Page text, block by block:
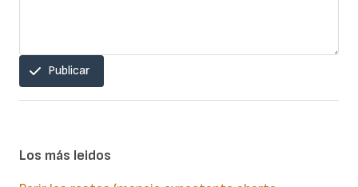
Publicar
Los más leidos